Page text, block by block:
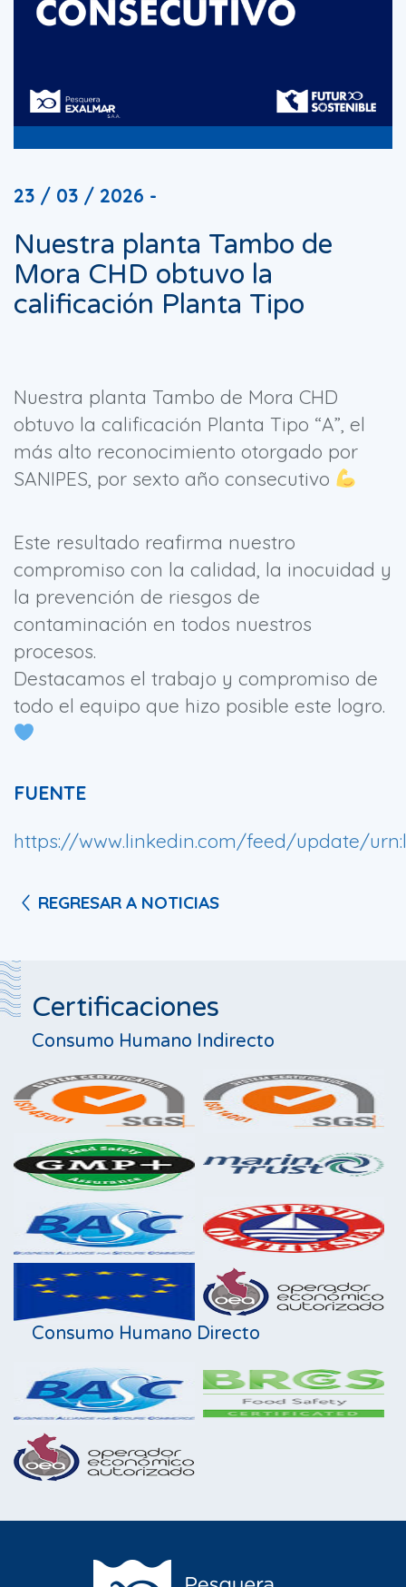
23 / 03 / 2026 -
Nuestra planta Tambo de
Mora CHD obtuvo la
calificación Planta Tipo
Nuestra planta Tambo de Mora CHD
obtuvo la calificación Planta Tipo “A”, el
más alto reconocimiento otorgado por
SANIPES, por sexto año consecutivo
Este resultado reafirma nuestro
compromiso con la calidad, la inocuidad y
la prevención de riesgos de
contaminación en todos nuestros
procesos.
Destacamos el trabajo y compromiso de
todo el equipo que hizo posible este logro.
FUENTE
https://www.linkedin.com/feed/update/
REGRESAR A NOTICIAS
Certificaciones
Consumo Humano Indirecto
Consumo Humano Directo